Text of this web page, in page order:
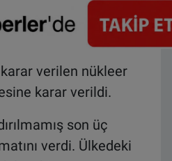
karar verilen nükleer
karar verildi.
son üç
verdi. Ülkedeki